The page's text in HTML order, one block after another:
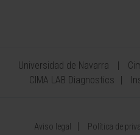
Universidad de Navarra
CIMA LAB Diagnostics
Aviso legal Política de